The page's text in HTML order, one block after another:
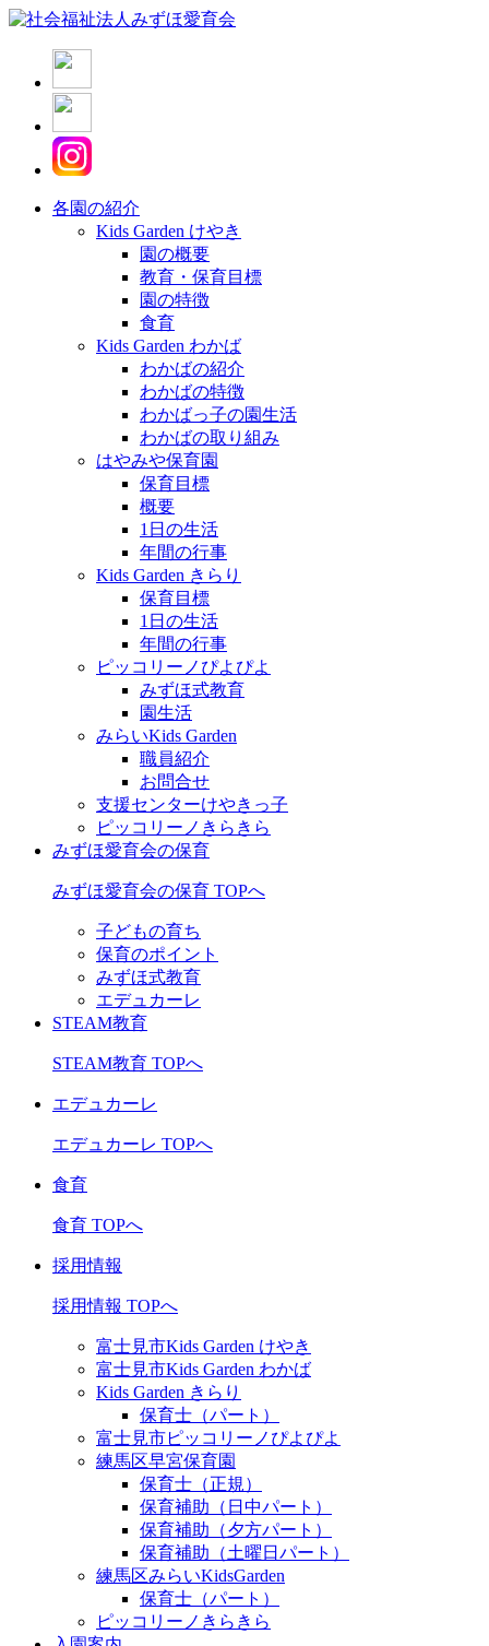
各園の紹介
Kids Garden けやき
園の概要
教育・保育目標
園の特徴
食育
Kids Garden わかば
わかばの紹介
わかばの特徴
わかばっ子の園生活
わかばの取り組み
はやみや保育園
保育目標
概要
1日の生活
年間の行事
Kids Garden きらり
保育目標
1日の生活
年間の行事
ピッコリーノぴよぴよ
みずほ式教育
園生活
みらいKids Garden
職員紹介
お問合せ
支援センターけやきっ子
ピッコリーノきらきら
みずほ愛育会の保育
みずほ愛育会の保育 TOPへ
子どもの育ち
保育のポイント
みずほ式教育
エデュカーレ
STEAM教育
STEAM教育 TOPへ
エデュカーレ
エデュカーレ TOPへ
食育
食育 TOPへ
採用情報
採用情報 TOPへ
富士見市Kids Garden けやき
富士見市Kids Garden わかば
Kids Garden きらり
保育士（パート）
富士見市ピッコリーノぴよぴよ
練馬区早宮保育園
保育士（正規）
保育補助（日中パート）
保育補助（夕方パート）
保育補助（土曜日パート）
練馬区みらいKidsGarden
保育士（パート）
ピッコリーノきらきら